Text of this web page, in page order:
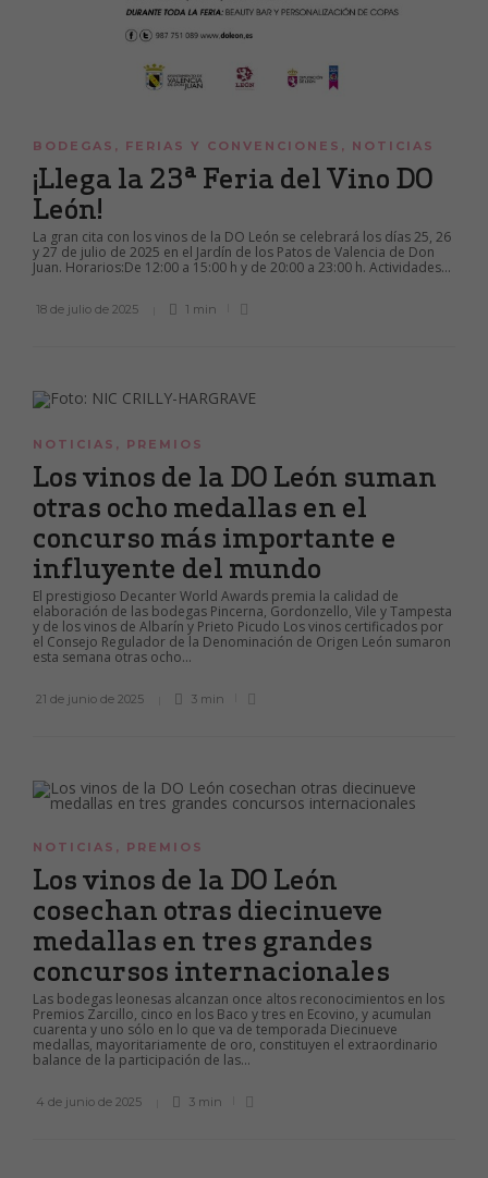
BODEGAS , FERIAS Y CONVENCIONES , NOTICIAS
¡Llega la 23ª Feria del Vino DO
León!
La gran cita con los vinos de la DO León se celebrará los días 25, 26
y 27 de julio de 2025 en el Jardín de los Patos de Valencia de Don
Juan. Horarios:De 12:00 a 15:00 h y de 20:00 a 23:00 h. Actividades...
18 de julio de 2025 1 min
NOTICIAS , PREMIOS
Los vinos de la DO León suman
otras ocho medallas en el
concurso más importante e
influyente del mundo
El prestigioso Decanter World Awards premia la calidad de
elaboración de las bodegas Pincerna, Gordonzello, Vile y Tampesta
y de los vinos de Albarín y Prieto Picudo Los vinos certificados por
el Consejo Regulador de la Denominación de Origen León sumaron
esta semana otras ocho...
21 de junio de 2025 3 min
NOTICIAS , PREMIOS
Los vinos de la DO León
cosechan otras diecinueve
medallas en tres grandes
concursos internacionales
Las bodegas leonesas alcanzan once altos reconocimientos en los
Premios Zarcillo, cinco en los Baco y tres en Ecovino, y acumulan
cuarenta y uno sólo en lo que va de temporada Diecinueve
medallas, mayoritariamente de oro, constituyen el extraordinario
balance de la participación de las...
4 de junio de 2025 3 min